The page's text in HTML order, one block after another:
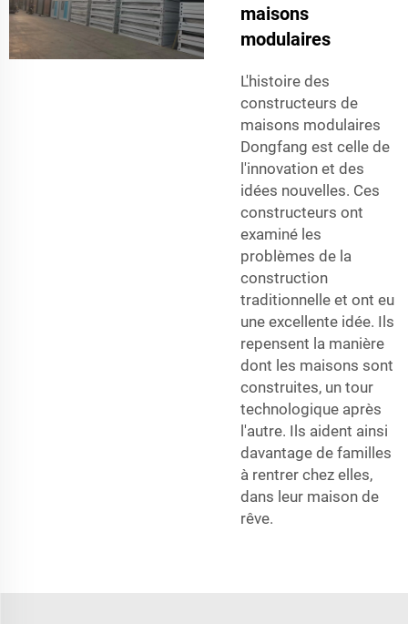
maisons
modulaires
L'histoire des
constructeurs de
maisons modulaires
Dongfang est celle de
l'innovation et des
idées nouvelles. Ces
constructeurs ont
examiné les
problèmes de la
construction
traditionnelle et ont eu
une excellente idée. Ils
repensent la manière
dont les maisons sont
construites, un tour
technologique après
l'autre. Ils aident ainsi
davantage de familles
à rentrer chez elles,
dans leur maison de
rêve.